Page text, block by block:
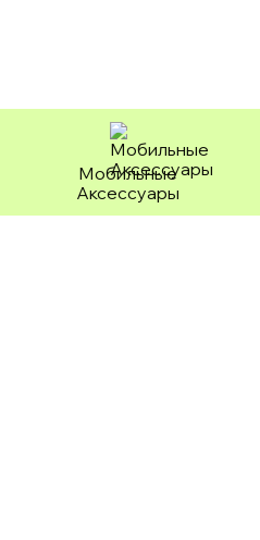
Мобильные
Аксессуары